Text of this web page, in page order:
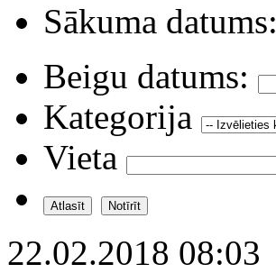
Sākuma datums:
Beigu datums:
Kategorija
Vieta
22.02.2018 08:03